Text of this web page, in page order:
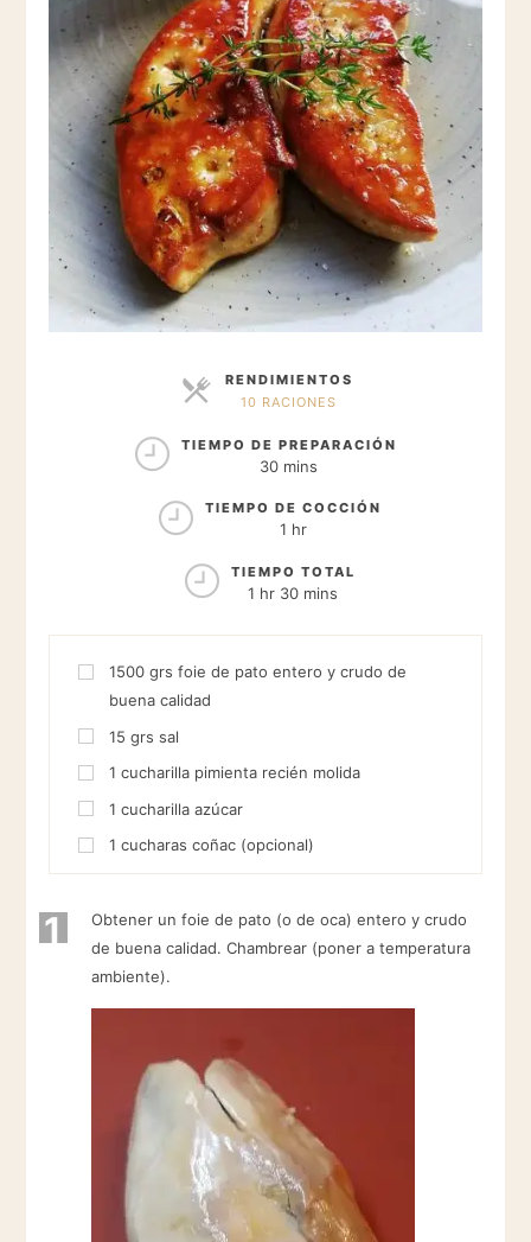
RENDIMIENTOS
10 RACIONES
TIEMPO DE PREPARACIÓN
30 mins
TIEMPO DE COCCIÓN
1 hr
TIEMPO TOTAL
1 hr 30 mins
1500 grs foie de pato entero y crudo de
buena calidad
15 grs sal
1 cucharilla pimienta recién molida
1 cucharilla azúcar
1 cucharas coñac (opcional)
1
Obtener un foie de pato (o de oca) entero y crudo
de buena calidad. Chambrear (poner a temperatura
ambiente).